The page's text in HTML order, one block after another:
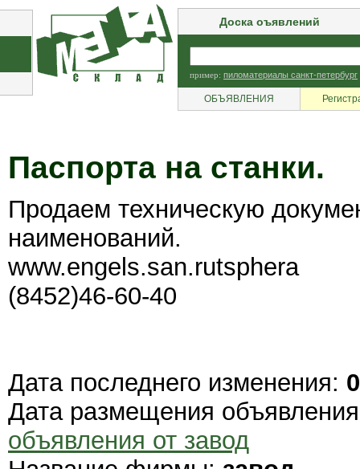
Доска оъявлений
пример: пиломатериалы санкт-петербург
ОБЪЯВЛЕНИЯ
Паспорта на станки.
Продаем техническую
наименований.
www.engels.san.rutsphera
(8452)46-60-40
Дата последнего изменения:
Дата размещения
объявления от завод